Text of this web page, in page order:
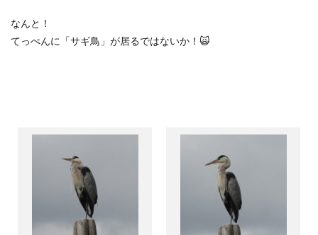
なんと！
てっぺんに「サギ鳥」が居るではないか！🙀